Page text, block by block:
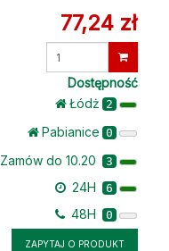
77,24 zł
Dostępność
Łódż 2
Pabianice 0
Zamów do 10.20 3
24H 6
48H 0
ZAPYTAJ O PRODUKT